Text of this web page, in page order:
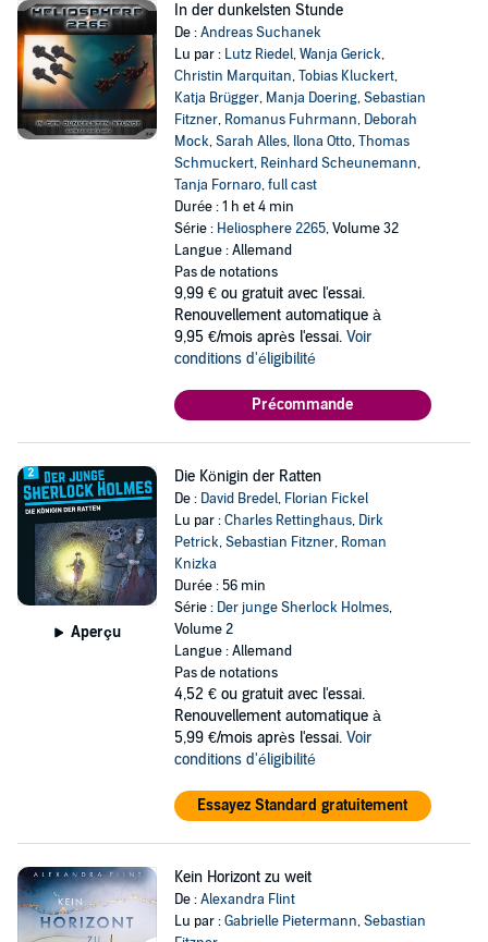
In der dunkelsten Stunde
De :Andreas Suchanek
Lu par : Lutz Riedel,Wanja Gerick,
Christin Marquitan,Tobias Kluckert,
Katja Brügger, Manja Doering,Sebastian
Fitzner, Romanus Fuhrmann, Deborah
Mock,Sarah Alles, Ilona Otto,Thomas
Schmuckert, Reinhard Scheunemann,
Tanja Fornaro,full cast
Durée : 1 h et 4 min
Série : Heliosphere 2265, Volume 32
Langue : Allemand
Pas de notations
9,99 € ou gratuit avec l'essai.
Renouvellement automatique à
9,95 €/mois après l'essai. Voir
conditions d'éligibilité
Précommande
Aperçu
Die Königin der Ratten
De : David Bredel, Florian Fickel
Lu par :Charles Rettinghaus, Dirk
Petrick,Sebastian Fitzner, Roman
Knizka
Durée : 56 min
Série : Der junge Sherlock Holmes,
Volume 2
Langue : Allemand
Pas de notations
4,52 € ou gratuit avec l'essai.
Renouvellement automatique à
5,99 €/mois après l'essai. Voir
conditions d'éligibilité
Essayez Standard gratuitement
Kein Horizont zu weit
De :Alexandra Flint
Lu par :Gabrielle Pietermann,Sebastian